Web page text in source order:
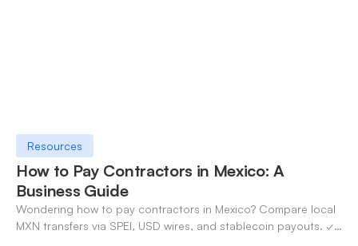
Resources
How to Pay Contractors in Mexico: A
Business Guide
Wondering how to pay contractors in Mexico? Compare local
MXN transfers via SPEI, USD wires, and stablecoin payouts. ✓